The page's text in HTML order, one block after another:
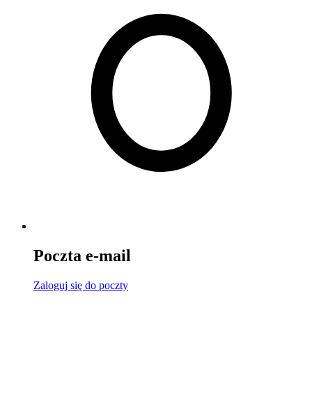
Poczta e-mail
Zaloguj się do poczty